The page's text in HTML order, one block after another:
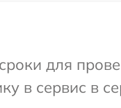
для
в сервис в